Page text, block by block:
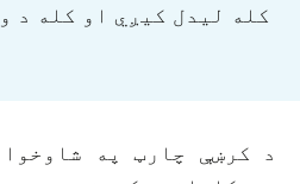
کله لیدل کیږي او کله د